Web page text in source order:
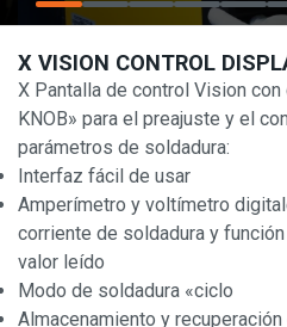
X VISION CONTROL
X Pantalla de control Vision con
KNOB» para el preajuste y el
parámetros de soldadura:
Interfaz fácil de usar
Amperímetro y voltímetro
corriente de soldadura y
valor leído
Modo de soldadura «ciclo
Almacenamiento y